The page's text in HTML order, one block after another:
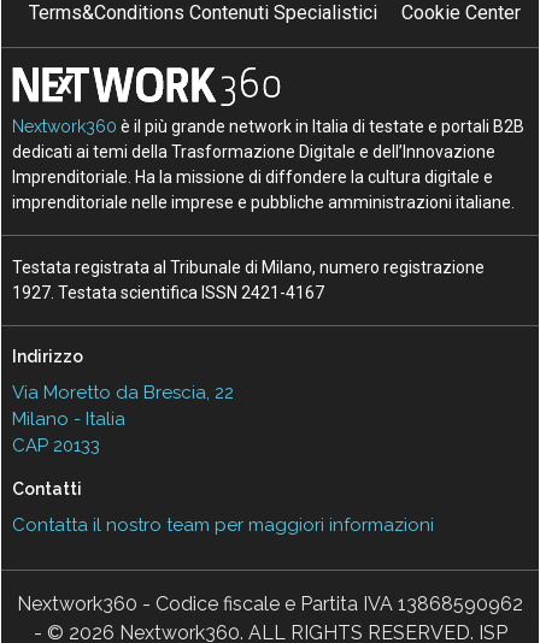
Terms&Conditions Contenuti Specialistici
Cookie Center
Nextwork360 è il più grande network in Italia di testate e portali B2B
dedicati ai temi della Trasformazione Digitale e dell’Innovazione
Imprenditoriale. Ha la missione di diffondere la cultura digitale e
imprenditoriale nelle imprese e pubbliche amministrazioni italiane.
Testata registrata al Tribunale di Milano, numero registrazione
1927. Testata scientifica ISSN 2421-4167
Indirizzo
Via Moretto da Brescia, 22
Milano - Italia
CAP 20133
Contatti
Contatta il nostro team per maggiori informazioni
Nextwork360 - Codice fiscale e Partita IVA 13868590962
- © 2026 Nextwork360. ALL RIGHTS RESERVED. ISP